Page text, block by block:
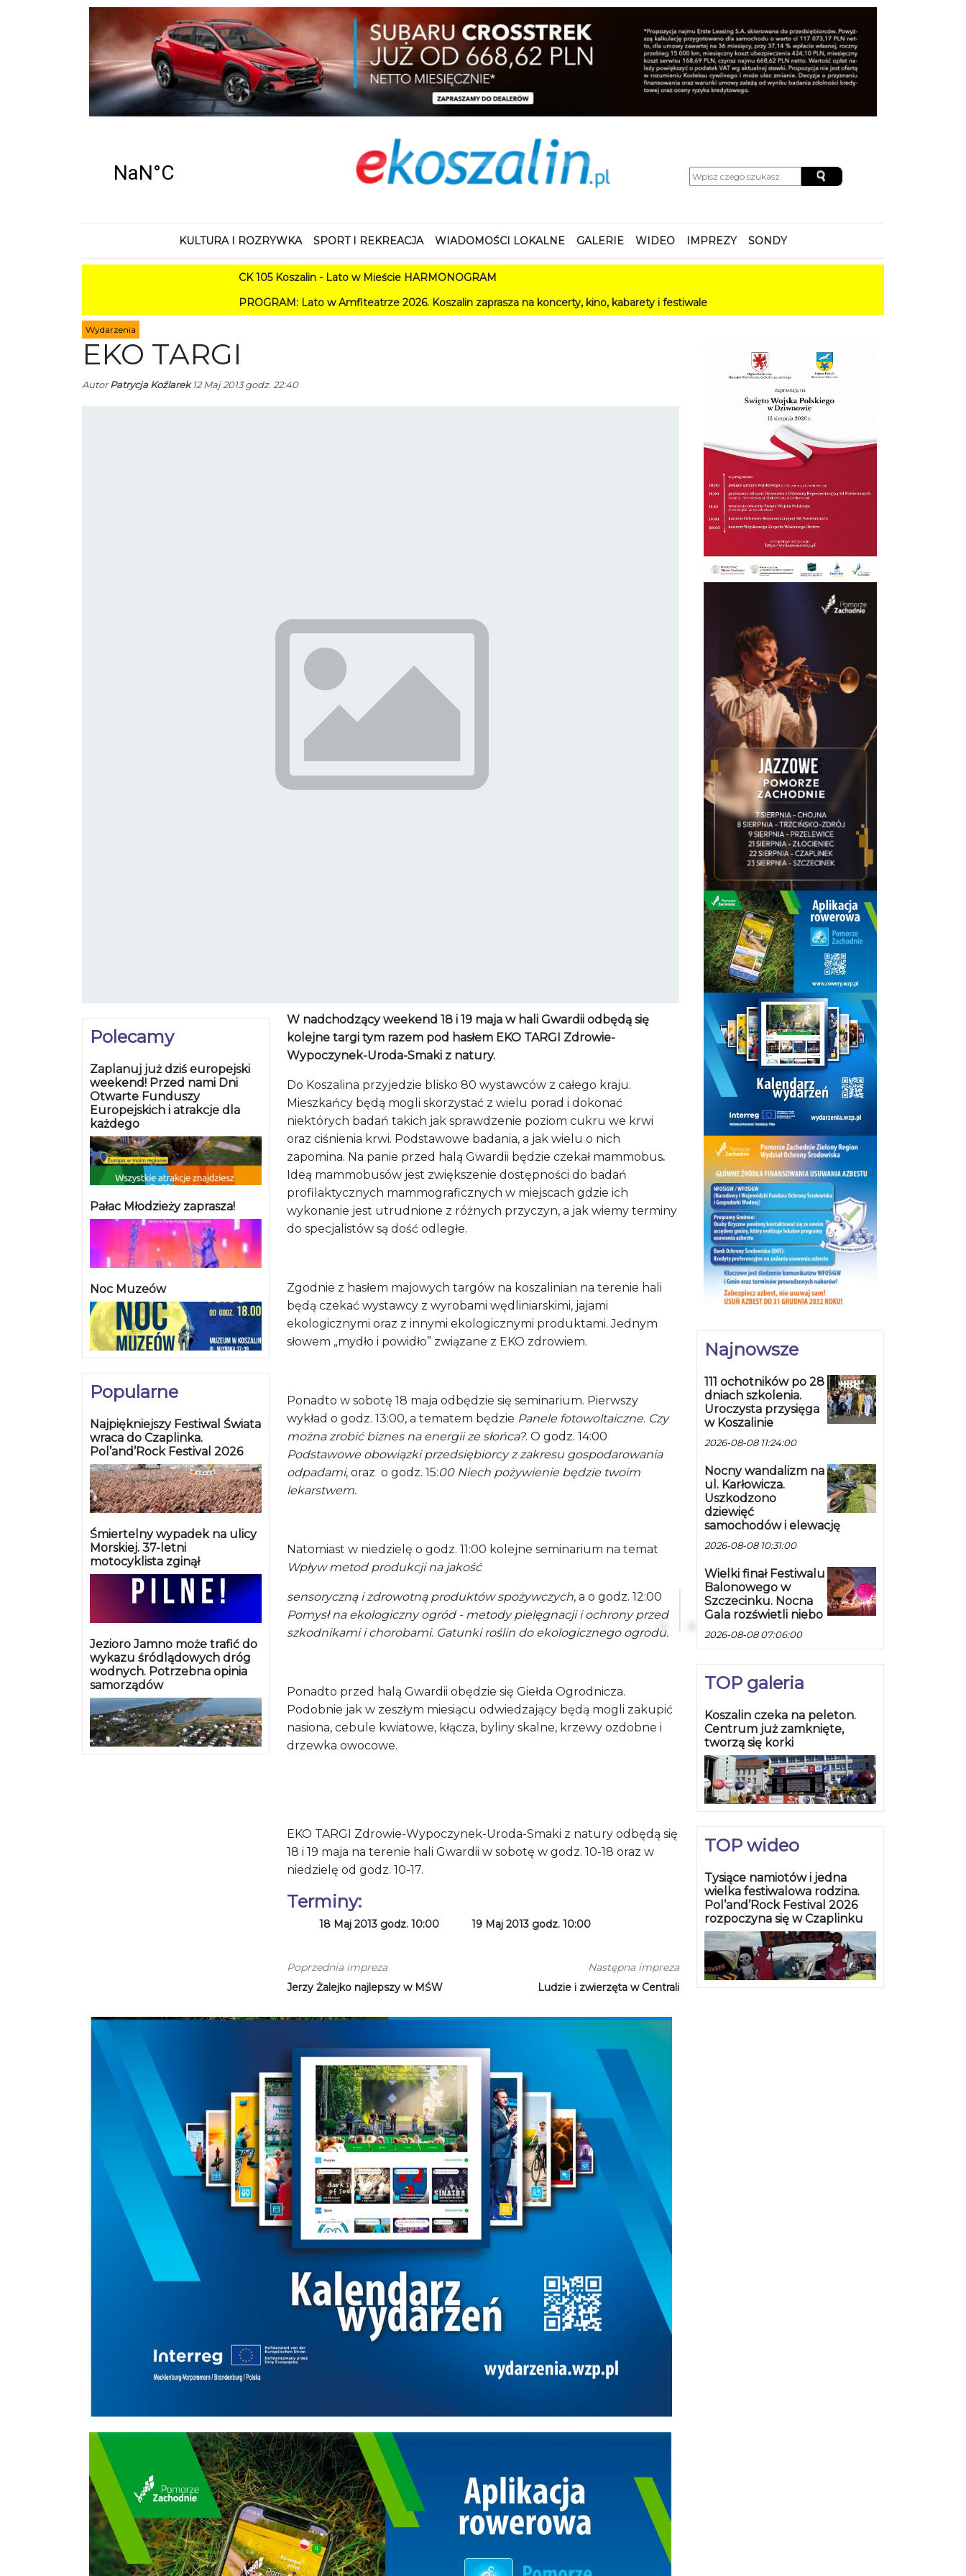
KULTURA I ROZRYWKA SPORT I REKREACJA WIADOMOŚCI LOKALNE GALERIE WIDEO IMPREZY SONDY
CK 105 Koszalin - Lato w Mieście HARMONOGRAM
PROGRAM: Lato w Amfiteatrze 2026. Koszalin zaprasza na koncerty, kino, kabarety i festiwale
Wydarzenia
EKO TARGI
AutorPatrycja Koźlarek12 Maj 2013 godz. 22:40
Polecamy
Zaplanuj już dziś europejski
weekend! Przed nami Dni
Otwarte Funduszy
Europejskich i atrakcje dla
każdego
Pałac Młodzieży zaprasza!
Noc Muzeów
Popularne
Najpiękniejszy Festiwal Świata
wraca do Czaplinka.
Pol’and’Rock Festival 2026
Śmiertelny wypadek na ulicy
Morskiej. 37-letni
motocyklista zginął
Jezioro Jamno może trafić do
wykazu śródlądowych dróg
wodnych. Potrzebna opinia
samorządów
W nadchodzący weekend 18 i 19 maja w hali Gwardii odbędą się
kolejne targi tym razem pod hasłem EKO TARGI Zdrowie-
Wypoczynek-Uroda-Smaki z natury.
Do Koszalina przyjedzie blisko 80 wystawców z całego kraju.
Mieszkańcy będą mogli skorzystać z wielu porad i dokonać
niektórych badań takich jak sprawdzenie poziom cukru we krwi
oraz ciśnienia krwi. Podstawowe badania, a jak wielu o nich
zapomina. Na panie przed halą Gwardii będzie czekał mammobus.
Ideą mammobusów jest zwiększenie dostępności do badań
profilaktycznych mammograficznych w miejscach gdzie ich
wykonanie jest utrudnione z różnych przyczyn, a jak wiemy terminy
do specjalistów są dość odległe.
Zgodnie z hasłem majowych targów na koszalinian na terenie hali
będą czekać wystawcy z wyrobami wędliniarskimi, jajami
ekologicznymi oraz z innymi ekologicznymi produktami. Jednym
słowem „mydło i powidło” związane z EKO zdrowiem.
Ponadto w sobotę 18 maja odbędzie się seminarium. Pierwszy
wykład o godz. 13:00, a tematem będzie Panele fotowoltaiczne. Czy
można zrobić biznes na energii ze słońca?. O godz. 14:00
Podstawowe obowiązki przedsiębiorcy z zakresu gospodarowania
odpadami, oraz o godz. 15:00 Niech pożywienie będzie twoim
lekarstwem.
Natomiast w niedzielę o godz. 11:00 kolejne seminarium na temat
Wpływ metod produkcji na jakość
sensoryczną i zdrowotną produktów spożywczych, a o godz. 12:00
Pomysł na ekologiczny ogród - metody pielęgnacji i ochrony przed
szkodnikami i chorobami. Gatunki roślin do ekologicznego ogrodu.
Ponadto przed halą Gwardii obędzie się Giełda Ogrodnicza.
Podobnie jak w zeszłym miesiącu odwiedzający będą mogli zakupić
nasiona, cebule kwiatowe, kłącza, byliny skalne, krzewy ozdobne i
drzewka owocowe.
EKO TARGI Zdrowie-Wypoczynek-Uroda-Smaki z natury odbędą się
18 i 19 maja na terenie hali Gwardii w sobotę w godz. 10-18 oraz w
niedzielę od godz. 10-17.
Terminy:
18 Maj 2013 godz. 10:00 19 Maj 2013 godz. 10:00
Poprzednia impreza
Jerzy Żalejko najlepszy w MŚW
Następna impreza
Ludzie i zwierzęta w Centrali
Najnowsze
111 ochotników po 28
dniach szkolenia.
Uroczysta przysięga
w Koszalinie
2026-08-08 11:24:00
Nocny wandalizm na
ul. Karłowicza.
Uszkodzono
dziewięć
samochodów i elewację
2026-08-08 10:31:00
Wielki finał Festiwalu
Balonowego w
Szczecinku. Nocna
Gala rozświetli niebo
2026-08-08 07:06:00
TOP galeria
Koszalin czeka na peleton.
Centrum już zamknięte,
tworzą się korki
TOP wideo
Tysiące namiotów i jedna
wielka festiwalowa rodzina.
Pol’and’Rock Festival 2026
rozpoczyna się w Czaplinku